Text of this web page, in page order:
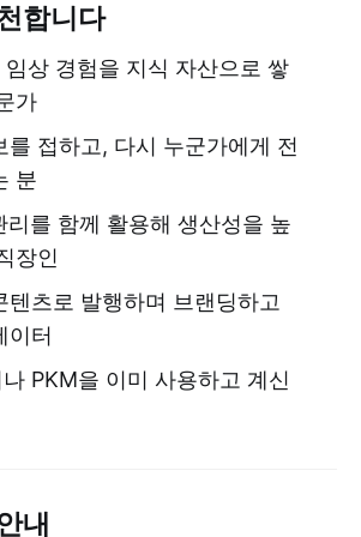
합니다
임상 경험을 지식 자산으로 쌓
가
를 접하고, 다시 누군가에게 전
분
리를 함께 활용해 생산성을 높
장인
텐츠로 발행하며 브랜딩하고
이터
PKM을 이미 사용하고 계신
내